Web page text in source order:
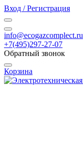
Вход / Регистрация
info@ecogazcomplect.ru
+7(495)297-27-07
Обратный звонок
Корзина